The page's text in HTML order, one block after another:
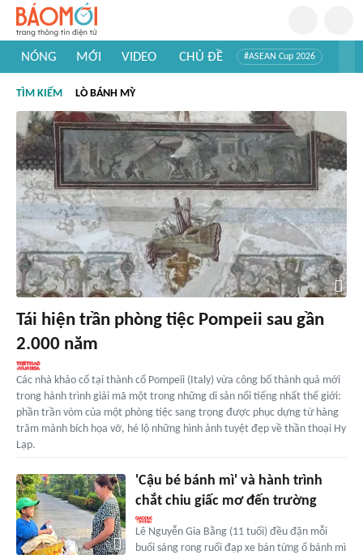
NÓNG MỚI VIDEO CHỦ ĐỀ #ASEAN Cup 2026
#Khám phá thế giới
TÌM KIẾM LÒ BÁNH MỲ
Tái hiện trần phòng tiệc Pompeii sau gần
2.000 năm
Các nhà khảo cổ tại thành cổ Pompeii (Italy) vừa công bố thành quả mới
trong hành trình giải mã một trong những di sản nổi tiếng nhất thế giới:
phần trần vòm của một phòng tiệc sang trọng được phục dựng từ hàng
trăm mảnh bích họa vỡ, hé lộ những hình ảnh tuyệt đẹp về thần thoại Hy
Lạp.
'Cậu bé bánh mì' và hành trình
chắt chiu giấc mơ đến trường
Lê Nguyễn Gia Bằng (11 tuổi) đều đặn mỗi
buổi sáng rong ruổi đạp xe bán từng ổ bánh mì